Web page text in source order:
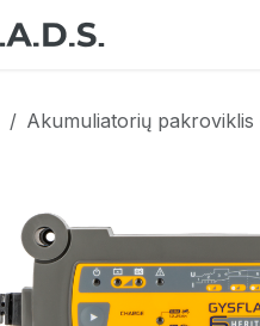
Akumuliatorių pakroviklis